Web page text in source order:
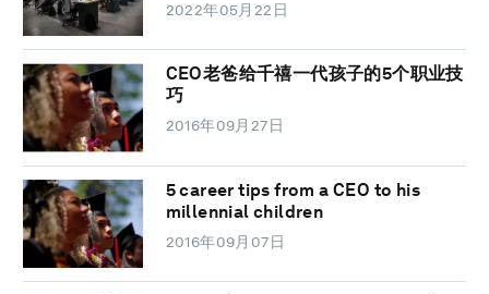
2022年05月22日
CEO老爸给千禧一代孩子的5个职业技
巧
2016年09月27日
5 career tips from a CEO to his
millennial children
2016年09月07日